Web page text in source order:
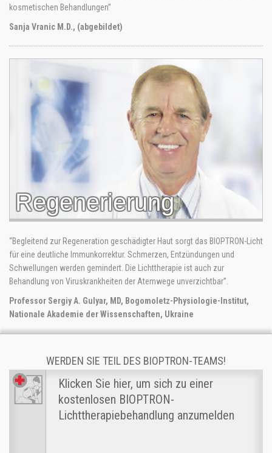
kosmetischen Behandlungen”
Sanja Vranic M.D., (abgebildet)
Regenerierung
“Begleitend zur Regeneration geschädigter Haut sorgt das BIOPTRON-Licht
für eine deutliche Immunkorrektur. Schmerzen, Entzündungen und
Schwellungen werden gemindert. Die Lichttherapie ist auch zur
Behandlung von Viruskrankheiten der Atemwege unverzichtbar”.
Professor Sergiy A. Gulyar, MD, Bogomoletz-Physiologie-Institut,
Nationale Akademie der Wissenschaften, Ukraine
WERDEN SIE TEIL DES BIOPTRON-TEAMS!
Klicken Sie hier, um sich zu einer
kostenlosen BIOPTRON-
Lichttherapiebehandlung anzumelden